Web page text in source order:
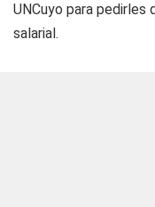
UNCuyo para pedirles
salarial.